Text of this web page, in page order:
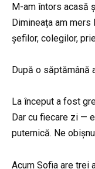
M-am întors acasă
Dimineața am
șefilor, colegilor,
După o săptămână
La început a fost
Dar cu fiecare zi —
puternică. Ne
Acum Sofia are trei